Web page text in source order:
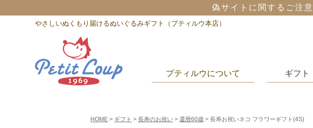
偽サイトに関するご注意
やさしいぬくもり届けるぬいぐるみギフト（プティルウ本店）
プティルウについて ギフト
HOME ギフト 長寿のお祝い 還暦60歳 長寿お祝いネコ フラワーギフト(4S)